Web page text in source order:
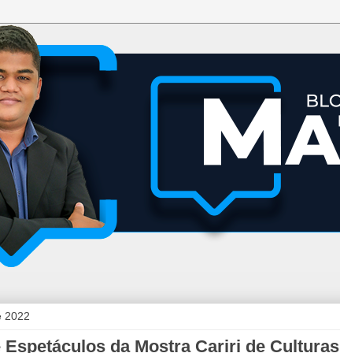
2022
da Mostra Cariri de Culturas